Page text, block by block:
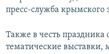
пресс-служба крымского
Также в честь праздника
тематические выставки,